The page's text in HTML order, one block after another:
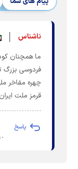
ناشناس
ما همچنان
فردوسی
چهره مفاخر
قرمز ملت
پاسخ